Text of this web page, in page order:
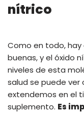
nítrico
Como en todo,
buenas, y el óxido
niveles de esta
salud se puede
extendemos en el
suplemento. Es